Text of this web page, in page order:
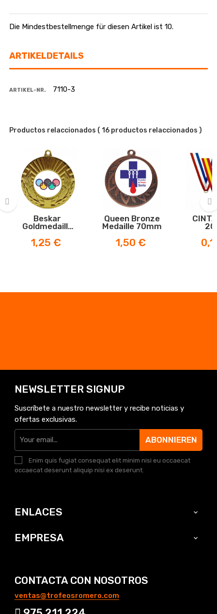
Die Mindestbestellmenge für diesen Artikel ist 10.
ARTIKELDETAILS
ARTIKEL-NR. 7110-3
Productos relaccionados ( 16 productos relaccionados )
Beskar
Goldmedaille
Preis
1,25 €
Queen Bronze
Medaille 70mm
Preis
1,50 € Preis
›
NEWSLETTER SIGNUP
Suscríbete a nuestro newsletter y recibe noticias y
ofertas exclusivas.
ABONNIEREN
Enim quis fugiat consequat elit minim nisi eu occaecat
occaecat deserunt aliquip nisi ex deserunt.
ENLACES 
EMPRESA 
CONTACTA CON NOSOTROS
ventas@trofeosromero.com